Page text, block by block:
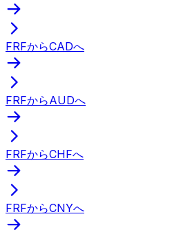
FRFからCADへ
FRFからAUDへ
FRFからCHFへ
FRFからCNYへ